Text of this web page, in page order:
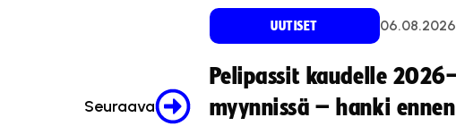
Seuraava
UUTISET 06.08.2026
Pelipassit kaudelle
myynnissä – hanki ennen